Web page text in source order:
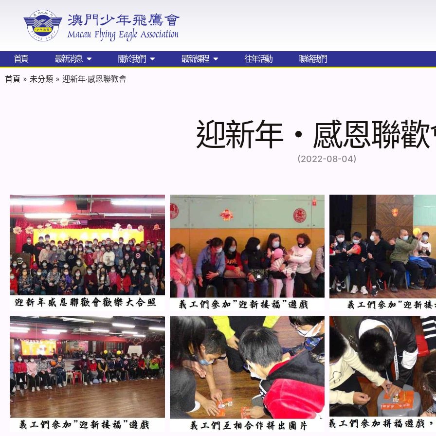
首頁 最新消息 關於我們 最新課程 往年活動 聯絡我們​
首頁 » 未分類 » 迎新年‧感恩聯歡會
迎新年‧感恩聯歡
(2022-08-04)